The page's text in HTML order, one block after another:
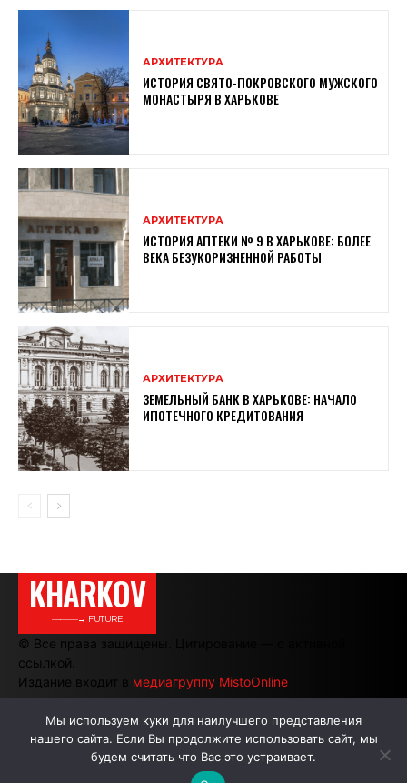
АРХИТЕКТУРА
ИСТОРИЯ СВЯТО-ПОКРОВСКОГО МУЖСКОГО
МОНАСТЫРЯ В ХАРЬКОВЕ
АРХИТЕКТУРА
ИСТОРИЯ АПТЕКИ № 9 В ХАРЬКОВЕ: БОЛЕЕ
ВЕКА БЕЗУКОРИЗНЕННОЙ РАБОТЫ
АРХИТЕКТУРА
ЗЕМЕЛЬНЫЙ БАНК В ХАРЬКОВЕ: НАЧАЛО
ИПОТЕЧНОГО КРЕДИТОВАНИЯ
KHARKOV
———→ FUTURE
© Все права защищены. Цитирование — с активной
ссылкой.
Издание входит в медиагруппу MistoOnline
АВТОРЫ РЕКЛАМА НА САЙТЕ
Мы используем куки для наилучшего представления
нашего сайта. Если Вы продолжите использовать сайт, мы
будем считать что Вас это устраивает.